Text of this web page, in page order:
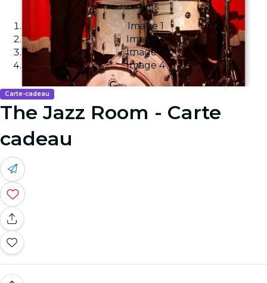
Image 1
Image 2
Image 3
Image 4
Carte-cadeau
The Jazz Room - Carte
cadeau